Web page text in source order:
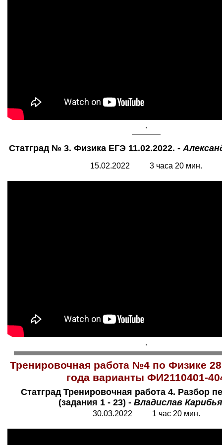
.
Статград № 3. Физика ЕГЭ 11.02.2022. -
15.02.2022 3 часа 20 мин.
.
Тренировочная работа №4 по Физике
года варианты ФИ2110401-
Статград Тренировочная работа 4. Разбор
(задания 1 - 23) - Владислав
30.03.2022 1 час 20 мин.